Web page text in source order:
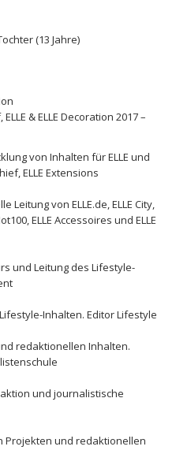
(13 Jahre)
& ELLE Decoration 2017 –
von Inhalten für ELLE und
ELLE Extensions
von ELLE.de, ELLE City,
ELLE Accessoires und ELLE
und Leitung des Lifestyle-
Inhalten. Editor Lifestyle
redaktionellen Inhalten.
und journalistische
Projekten und redaktionellen